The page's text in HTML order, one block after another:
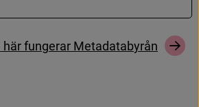
härfungerar Metadatabyrån